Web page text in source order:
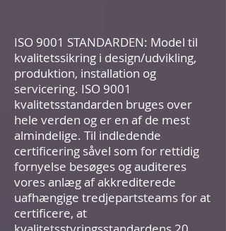
ISO 9001 STANDARDEN: Model til
kvalitetssikring i design/udvikling,
produktion, installation og
servicering. ISO 9001
kvalitetsstandarden bruges over
hele verden og er en af de mest
almindelige. Til indledende
certificering såvel som for rettidig
fornyelse besøges og auditeres
vores anlæg af akkrediterede
uafhængige tredjepartsteams for at
certificere, at